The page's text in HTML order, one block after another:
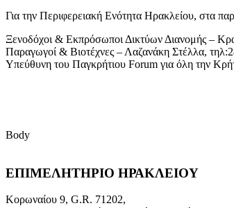
Για την Περιφερειακή Ενότητα Ηρακλείου, στα
Ξενοδόχοι & Εκπρόσωποι Δικτύων Διανομής –
Παραγωγοί & Βιοτέχνες – Λαζανάκη Στέλλα,
Υπεύθυνη του Παγκρήτιου Forum για όλη την
Body
ΕΠΙΜΕΛΗΤΗΡΙΟ ΗΡΑΚΛΕΙΟΥ
Κορωναίου 9, G.R. 71202,